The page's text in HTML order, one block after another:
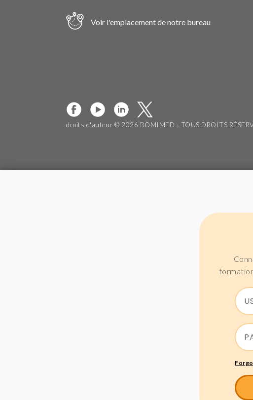
Voir l'emplacement de notre bureau
droits d'auteur © 2026 BOMIMED - TOUS DROITS